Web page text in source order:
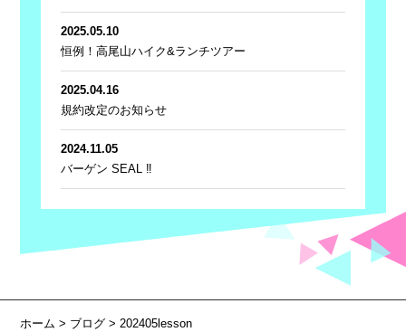
2025.05.10
恒例！高尾山ハイク&ランチツアー
2025.04.16
規約改定のお知らせ
2024.11.05
バーゲン SEAL ‼
ホーム> ブログ > 202405lesson